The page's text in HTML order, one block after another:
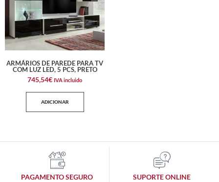
ARMÁRIOS DE PAREDE PARA TV
COM LUZ LED, 5 PCS, PRETO
745,54€ IVA incluido
ADICIONAR
PAGAMENTO SEGURO SUPORTE ONLINE